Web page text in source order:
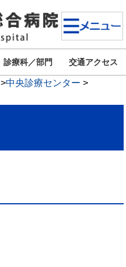
診療科／部門 交通アクセス
>中央診療センター >